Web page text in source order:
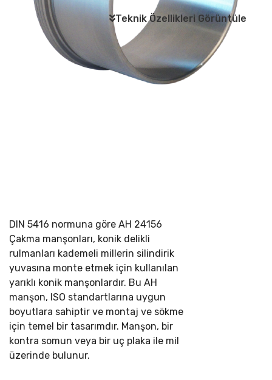
Teknik Özellikleri Görüntüle
DIN 5416 normuna göre AH 24156
Çakma manşonları, konik delikli
rulmanları kademeli millerin silindirik
yuvasına monte etmek için kullanılan
yarıklı konik manşonlardır. Bu AH
manşon, ISO standartlarına uygun
boyutlara sahiptir ve montaj ve sökme
için temel bir tasarımdır. Manşon, bir
kontra somun veya bir uç plaka ile mil
üzerinde bulunur.